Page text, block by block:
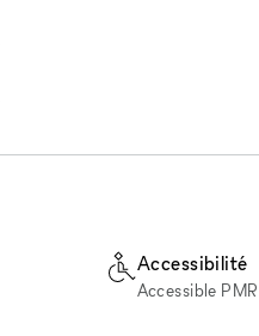
Accessibilité
Accessible PMR